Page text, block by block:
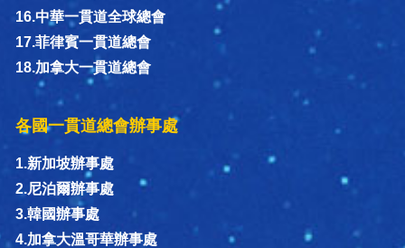
16.中華一貫道全球總會
17.菲律賓一貫道總會
18.加拿大一貫道總會
各國一貫道總會辦事處
1.新加坡辦事處
2.尼泊爾辦事處
3.韓國辦事處
4.加拿大溫哥華辦事處